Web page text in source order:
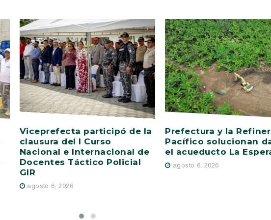
Viceprefecta participó de la
clausura del I Curso
Nacional e Internacional de
Docentes Táctico Policial
GIR
agosto 6, 2026
Prefectura y la
Pacífico solucionan
el acueducto La
agosto 6, 2026